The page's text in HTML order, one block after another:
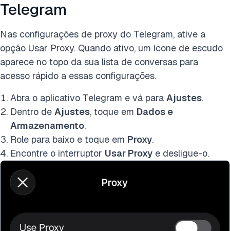
Telegram
Nas configurações de proxy do Telegram, ative a
opção Usar Proxy. Quando ativo, um ícone de escudo
aparece no topo da sua lista de conversas para
acesso rápido a essas configurações.
Abra o aplicativo Telegram e vá para Ajustes.
Dentro de Ajustes, toque em Dados e
Armazenamento.
Role para baixo e toque em Proxy.
Encontre o interruptor Usar Proxy e desligue-o.